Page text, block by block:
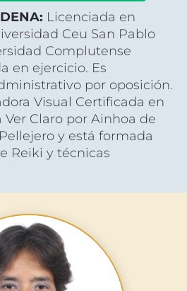
Licenciada en
Ceu San Pablo
Complutense
en ejercicio. Es
por oposición.
Visual Certificada en
Ver Claro por Ainhoa de
y está formada
Reiki y técnicas